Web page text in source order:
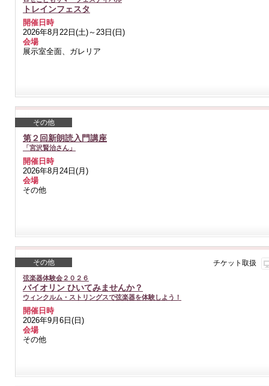
トレインフェスタ
開催日時
2026年8月22日(土)～23日(日)
会場
展示室全面、ガレリア
その他
第２回新朗読入門講座
「宮沢賢治さん」
開催日時
2026年8月24日(月)
会場
その他
その他 チケット取扱
弦楽器体験会２０２６
バイオリン ひいてみませんか？
ウィンクルム・ストリングスで弦楽器を体験しよう！
開催日時
2026年9月6日(日)
会場
その他